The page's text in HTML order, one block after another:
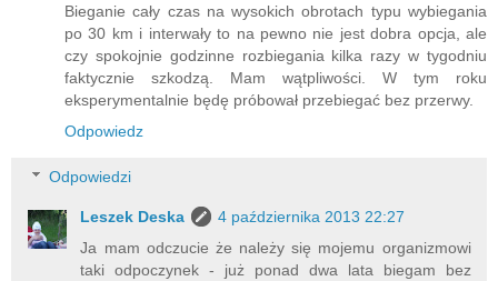
Bieganie cały czas na wysokich obrotach typu wybiegania
po 30 km i interwały to na pewno nie jest dobra opcja, ale
czy spokojnie godzinne rozbiegania kilka razy w tygodniu
faktycznie szkodzą. Mam wątpliwości. W tym roku
eksperymentalnie będę próbował przebiegać bez przerwy.
Odpowiedz
Odpowiedzi
Leszek Deska
4 października 2013 22:27
Ja mam odczucie że należy się mojemu organizmowi
taki odpoczynek - już ponad dwa lata biegam bez